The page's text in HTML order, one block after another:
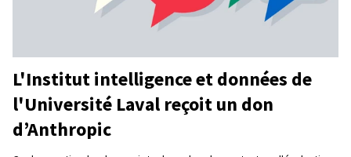
L'Institut intelligence et données de
l'Université Laval reçoit un don
d’Anthropic